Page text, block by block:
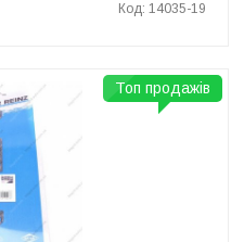
Код: 14035-19
Топ продажів